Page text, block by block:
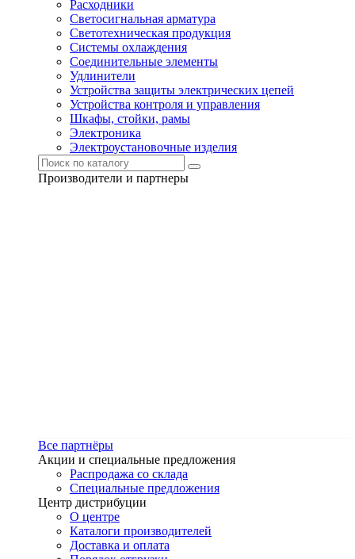
Расходники
Светосигнальная арматура
Светотехническая продукция
Системы охлаждения
Соединительные элементы
Удлинители
Устройства защиты электрических цепей
Устройства контроля и управления
Шкафы, стойки, рамы
Электроника
Электроустановочные изделия
Производители и партнеры
Все партнёры
Акции и специальные предложения
Распродажа со склада
Специальные предложения
Центр дистрибуции
О центре
Каталоги производителей
Доставка и оплата